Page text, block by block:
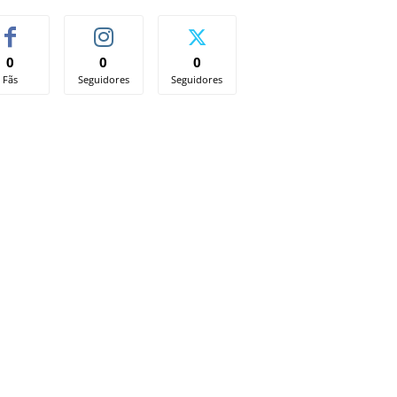
0
Fãs
0
Seguidores
0
Seguidores